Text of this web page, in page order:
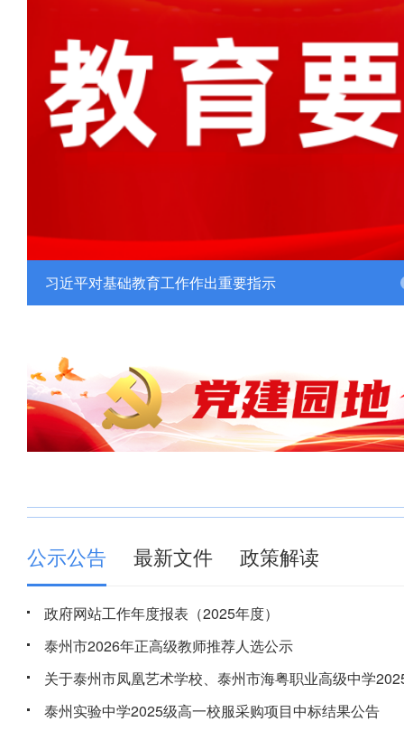
习近平对基础教育工作作出重要指示
公示公告 最新文件 政策解读
政府网站工作年度报表（2025年度）
泰州市2026年正高级教师推荐人选公示
关于泰州市凤凰艺术学校、泰州市海粤职业高级中学
泰州实验中学2025级高一校服采购项目中标结果公告